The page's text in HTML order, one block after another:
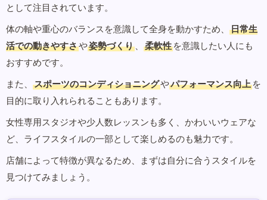
として注目されています。
体の軸や重心のバランスを意識して全身を動かすため、
日常生
活での動きやすさや姿勢づくり 、 柔軟性 を意識したい人にも
おすすめです。
また、
スポーツのコンディショニングやパフォーマンス向上 を
目的に取り入れられることもあります。
女性専用スタジオや少人数レッスンも多く、かわいいウェアな
ど、ライフスタイルの一部として楽しめるのも魅力です。
店舗によって特徴が異なるため、まずは自分に合うスタイルを
見つけてみましょう。